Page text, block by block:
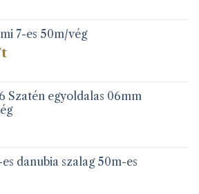
279 Ft
7-es 50m/vég
Szatén egyoldalas 06mm
danubia szalag 50m-es